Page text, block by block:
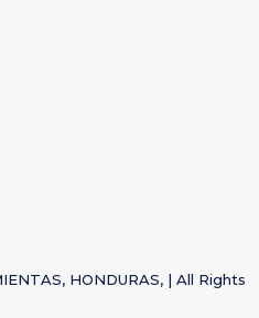
HONDURAS, | All Rights